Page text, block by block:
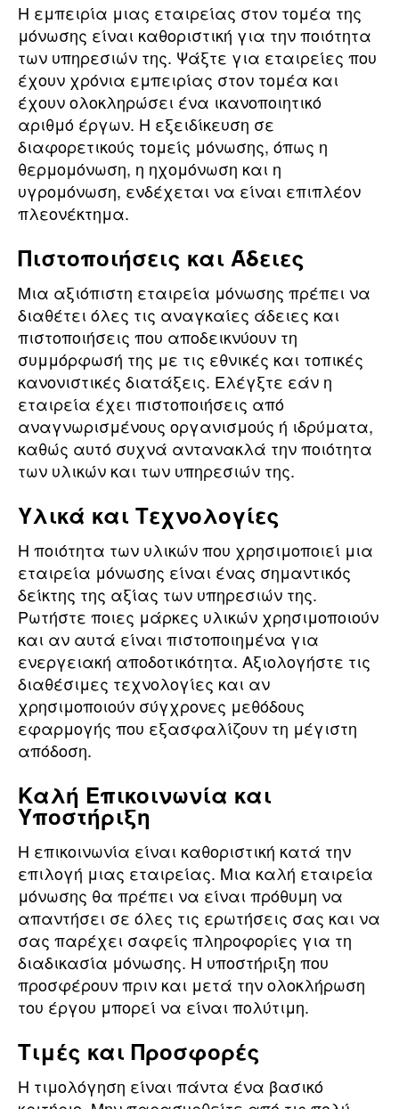
Η εμπειρία μιας εταιρείας στον τομέα της
μόνωσης είναι καθοριστική για την ποιότητα
των υπηρεσιών της. Ψάξτε για εταιρείες που
έχουν χρόνια εμπειρίας στον τομέα και
έχουν ολοκληρώσει ένα ικανοποιητικό
αριθμό έργων. Η εξειδίκευση σε
διαφορετικούς τομείς μόνωσης, όπως η
θερμομόνωση, η ηχομόνωση και η
υγρομόνωση, ενδέχεται να είναι επιπλέον
πλεονέκτημα.
Πιστοποιήσεις και Άδειες
Μια αξιόπιστη εταιρεία μόνωσης πρέπει να
διαθέτει όλες τις αναγκαίες άδειες και
πιστοποιήσεις που αποδεικνύουν τη
συμμόρφωσή της με τις εθνικές και τοπικές
κανονιστικές διατάξεις. Ελέγξτε εάν η
εταιρεία έχει πιστοποιήσεις από
αναγνωρισμένους οργανισμούς ή ιδρύματα,
καθώς αυτό συχνά αντανακλά την ποιότητα
των υλικών και των υπηρεσιών της.
Υλικά και Τεχνολογίες
Η ποιότητα των υλικών που χρησιμοποιεί μια
εταιρεία μόνωσης είναι ένας σημαντικός
δείκτης της αξίας των υπηρεσιών της.
Ρωτήστε ποιες μάρκες υλικών χρησιμοποιούν
και αν αυτά είναι πιστοποιημένα για
ενεργειακή αποδοτικότητα. Αξιολογήστε τις
διαθέσιμες τεχνολογίες και αν
χρησιμοποιούν σύγχρονες μεθόδους
εφαρμογής που εξασφαλίζουν τη μέγιστη
απόδοση.
Καλή Επικοινωνία και
Υποστήριξη
Η επικοινωνία είναι καθοριστική κατά την
επιλογή μιας εταιρείας. Μια καλή εταιρεία
μόνωσης θα πρέπει να είναι πρόθυμη να
απαντήσει σε όλες τις ερωτήσεις σας και να
σας παρέχει σαφείς πληροφορίες για τη
διαδικασία μόνωσης. Η υποστήριξη που
προσφέρουν πριν και μετά την ολοκλήρωση
του έργου μπορεί να είναι πολύτιμη.
Τιμές και Προσφορές
Η τιμολόγηση είναι πάντα ένα βασικό